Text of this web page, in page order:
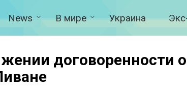
News В мире Украина
договоренности о